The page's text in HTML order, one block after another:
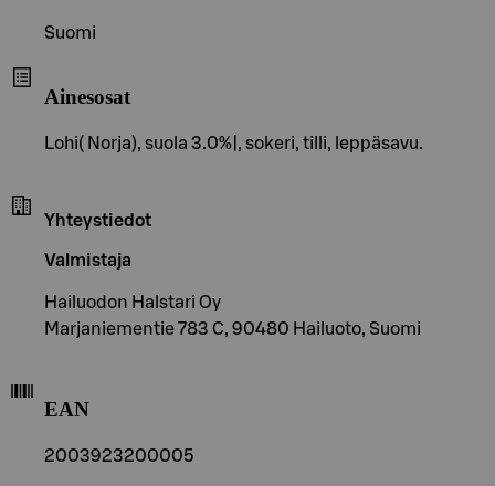
Suomi
Ainesosat
Lohi( Norja), suola 3.0%|, sokeri, tilli, leppäsavu.
Yhteystiedot
Valmistaja
Hailuodon Halstari Oy
Marjaniementie 783 C, 90480 Hailuoto, Suomi
EAN
2003923200005